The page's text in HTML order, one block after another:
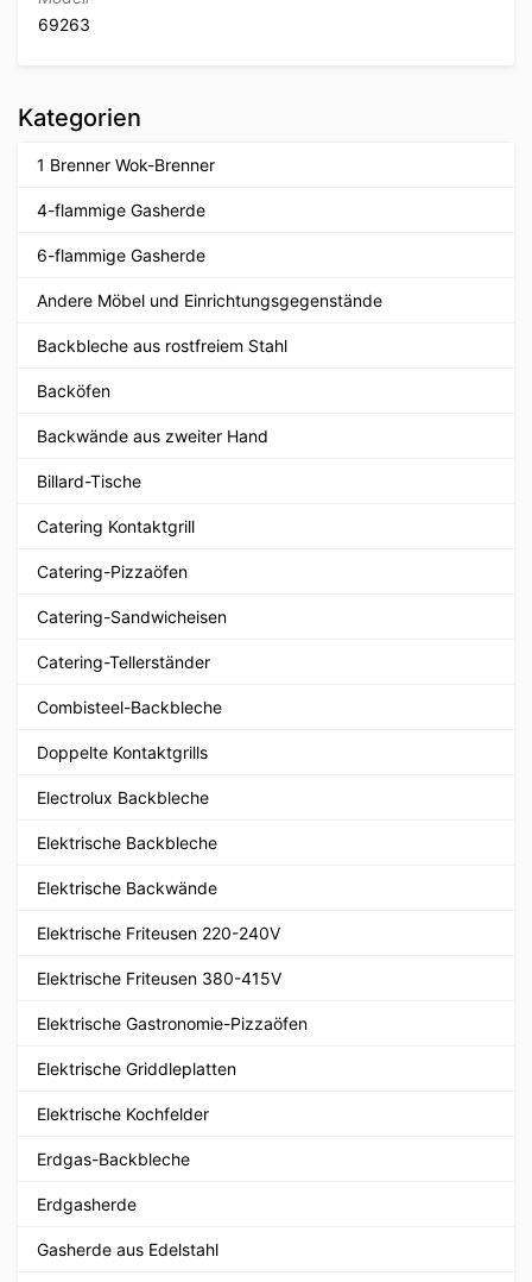
69263
Kategorien
1 Brenner Wok-Brenner
4-flammige Gasherde
6-flammige Gasherde
Andere Möbel und Einrichtungsgegenstände
Backbleche aus rostfreiem Stahl
Backöfen
Backwände aus zweiter Hand
Billard-Tische
Catering Kontaktgrill
Catering-Pizzaöfen
Catering-Sandwicheisen
Catering-Tellerständer
Combisteel-Backbleche
Doppelte Kontaktgrills
Electrolux Backbleche
Elektrische Backbleche
Elektrische Backwände
Elektrische Friteusen 220-240V
Elektrische Friteusen 380-415V
Elektrische Gastronomie-Pizzaöfen
Elektrische Griddleplatten
Elektrische Kochfelder
Erdgas-Backbleche
Erdgasherde
Gasherde aus Edelstahl